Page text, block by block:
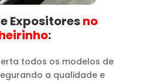
Expositoresno
:
todos os modelos de
a qualidade e